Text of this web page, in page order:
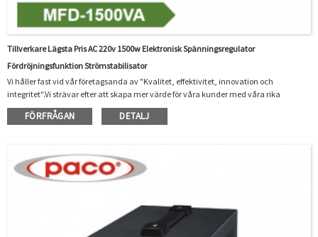
Tillverkare Lägsta Pris AC 220v 1500w Elektronisk Spänningsregulator
Fördröjningsfunktion Strömstabilisator
Vi håller fast vid vår företagsanda av "Kvalitet, effektivitet, innovation och
integritet".Vi strävar efter att skapa mer värde för våra kunder med våra rika
resurser, avancerade maskiner, erfarna arbetare och utmärkta tjänster för Super
Lägsta Pris Ac 220v 1500w Elektronisk spänningsregulator Fördröjningsfunktion
förslag från vår este...
FÖRFRÅGAN DETALJ